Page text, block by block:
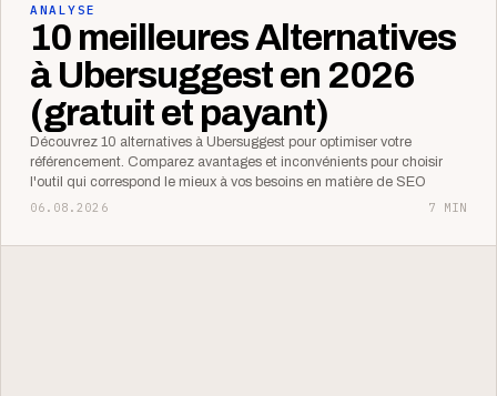
ANALYSE
10 meilleures Alternatives
à Ubersuggest en 2026
(gratuit et payant)
Découvrez 10 alternatives à Ubersuggest pour optimiser votre
référencement. Comparez avantages et inconvénients pour choisir
l'outil qui correspond le mieux à vos besoins en matière de SEO
06.08.2026
7 MIN